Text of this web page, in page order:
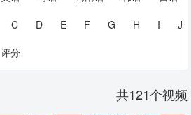
C D E F G H I J
评分
共121个视频